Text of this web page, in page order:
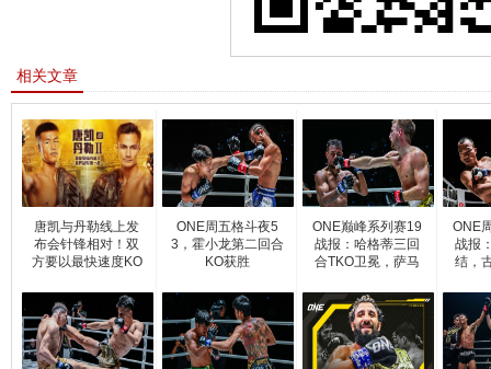
相关文章
唐凯与丹勒线上发
布会针锋相对！双
方要以最快速度KO
ONE周五格斗夜5
3，霍小龙第二回合
KO获胜
ONE巅峰系列赛19
战报：哈格蒂三回
合TKO卫冕，萨马
ONE
战报
结，